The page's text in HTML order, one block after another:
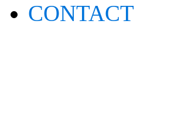
CONTACT